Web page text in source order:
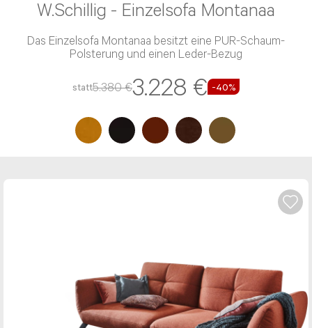
W.Schillig - Einzelsofa Montanaa
Das Einzelsofa Montanaa besitzt eine PUR-Schaum-
Polsterung und einen Leder-Bezug
statt5.380 €3.228 € -40%